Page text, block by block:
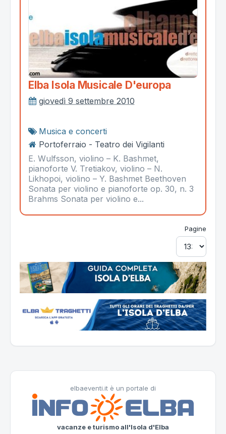
Elba Isola Musicale D'europa
giovedì 9 settembre 2010
Musica e concerti
Portoferraio - Teatro dei Vigilanti
E. Wulfsson, violino – K. Bashmet,
pianoforte V. Tretiakov, violino – N.
Likhopoi, violino – Y. Bashmet Beethoven
Sonata per violino e pianoforte op. 30, n. 3
Brahms Sonata per violino e...
Pagine
elbaeventi.it è un portale di
vacanze e turismo all'Isola d'Elba